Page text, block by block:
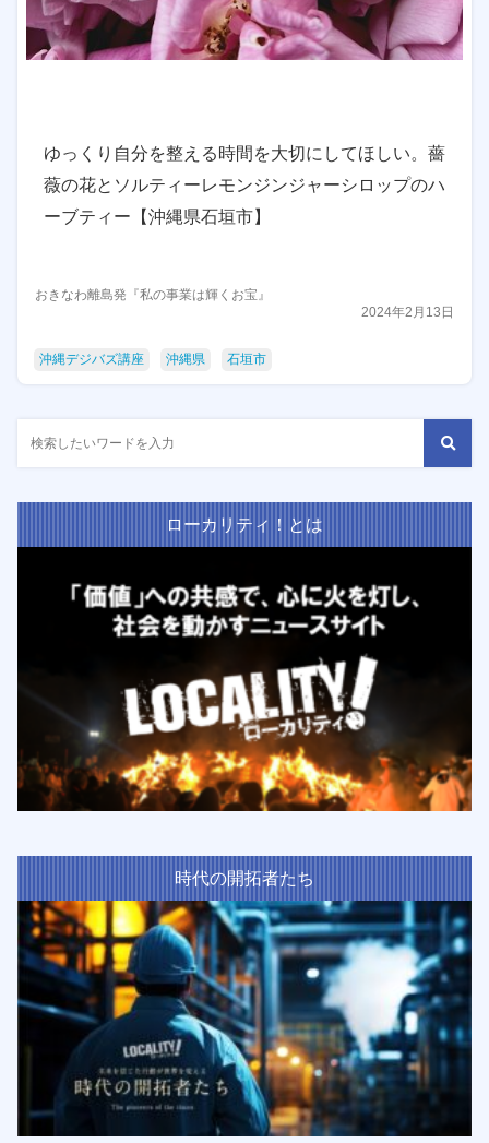
ゆっくり自分を整える時間を大切にしてほしい。薔
薇の花とソルティーレモンジンジャーシロップのハ
ーブティー【沖縄県石垣市】
おきなわ離島発『私の事業は輝くお宝』
2024年2月13日
沖縄デジバズ講座 沖縄県 石垣市
ローカリティ！とは
時代の開拓者たち